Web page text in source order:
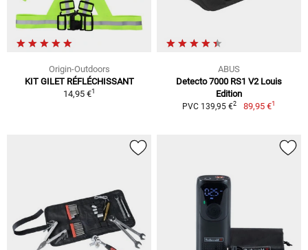
Origin-Outdoors
KIT GILET RÉFLÉCHISSANT
14,95 €1
ABUS
Detecto 7000 RS1 V2 Louis
Edition
PVC 139,95 €2 89,95 €1